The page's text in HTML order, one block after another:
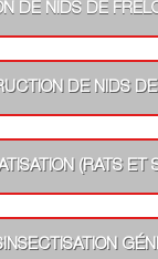
DE NIDS DE
DE NIDS
(RATS ET